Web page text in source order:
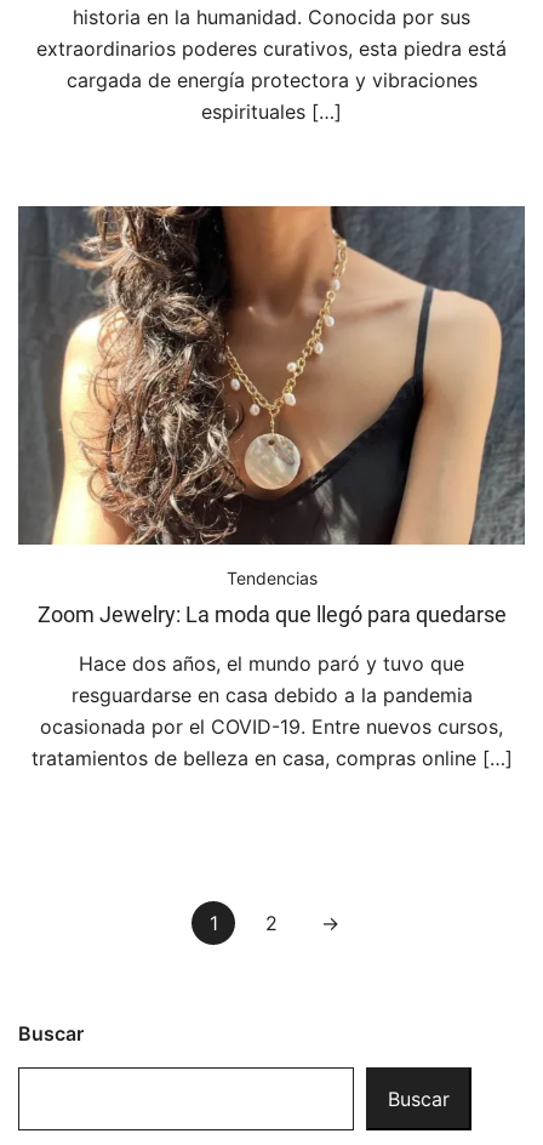
historia en la humanidad. Conocida por sus
extraordinarios poderes curativos, esta piedra está
cargada de energía protectora y vibraciones
espirituales […]
Tendencias
Zoom Jewelry: La moda que llegó para quedarse
Hace dos años, el mundo paró y tuvo que
resguardarse en casa debido a la pandemia
ocasionada por el COVID-19. Entre nuevos cursos,
tratamientos de belleza en casa, compras online […]
1 2 →
Buscar
Buscar